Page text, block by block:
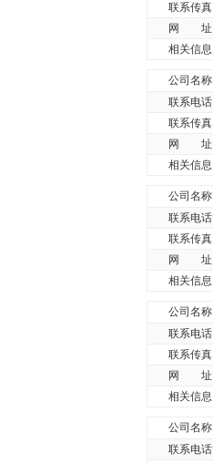
联系传真
网 址
相关信息
公司名称
联系电话
联系传真
网 址
相关信息
公司名称
联系电话
联系传真
网 址
相关信息
公司名称
联系电话
联系传真
网 址
相关信息
公司名称
联系电话